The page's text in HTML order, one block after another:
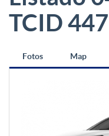
TCID
Fotos Map